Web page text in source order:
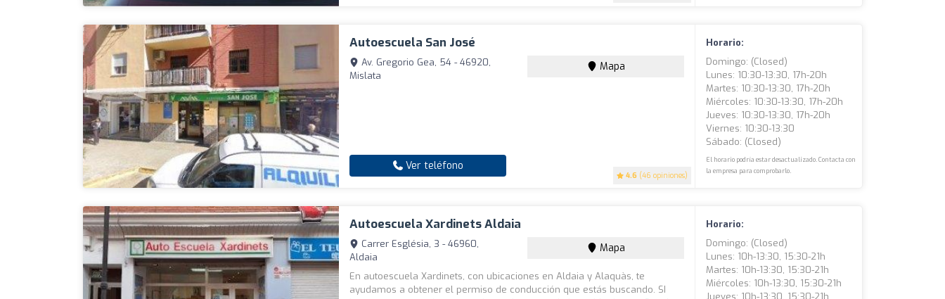
Autoescuela San José
4.6 (46 opiniones)
Av. Gregorio Gea, 54 - 46920,
Mislata
Mapa
Ver teléfono
Horario:
Domingo: (closed)
Lunes: 10:30-13:30, 17h-20h
Martes: 10:30-13:30, 17h-20h
Miércoles: 10:30-13:30, 17h-20h
Jueves: 10:30-13:30, 17h-20h
Viernes: 10:30-13:30
Sábado: (closed)
El horario podría estar desactualizado. Contacta con
la empresa para comprobarlo.
Autoescuela Xardinets Aldaia
Carrer Església, 3 - 46960,
Aldaia
Mapa
En autoescuela Xardinets, con ubicaciones en Aldaia y Alaquàs, te
ayudamos a obtener el permiso de conducción que estás buscando. SI
Horario:
Domingo: (closed)
Lunes: 10h-13:30, 15:30-21h
Martes: 10h-13:30, 15:30-21h
Miércoles: 10h-13:30, 15:30-21h